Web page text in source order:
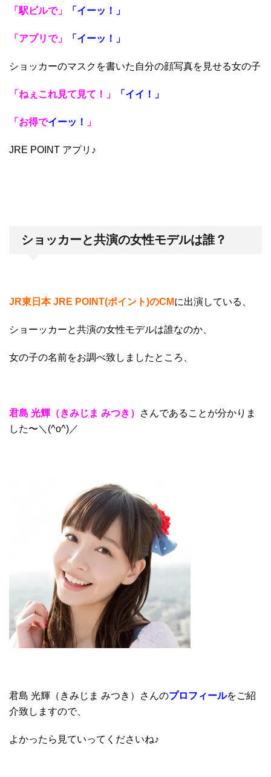
「駅ビルで」 「イーッ！」
「アプリで」 「 イーッ！」
ショッカーのマスクを書いた自分の顔写真を見せる女の子
「ねぇこれ見て見て！」 「イイ！」
「お得でイーッ！ 」
JRE POINT アプリ♪
ショッカーと共演の女性モデルは誰？
JR東日本 JRE POINT(ポイント)のCMに出演している、
ショーッカーと共演の女性モデルは誰なのか、
女の子の名前をお調べ致しましたところ、
君島 光輝（きみじま みつき）
さんであることが分かりま
した〜＼(^o^)／
君島 光輝（きみじま みつき）さんのプロフィールをご紹
介致しますので、
よかったら見ていってくださいね♪